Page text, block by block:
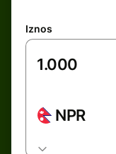
Iznos
NPR